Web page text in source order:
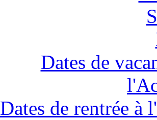
Dates de
Dates de rentrée à